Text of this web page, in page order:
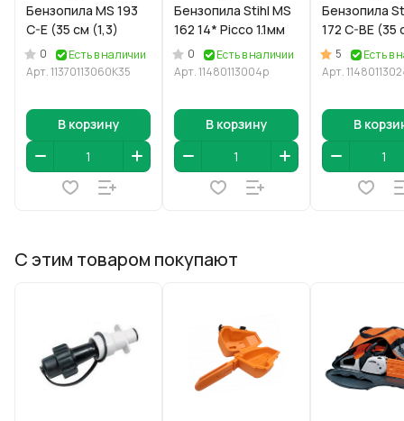
Бензопила MS 193
C-E (35 см (1,3)
0
Есть в наличии
Арт.11370113060К35
В корзину
Бензопила Stihl MS
162 14* Picco 1.1мм
0
Есть в наличии
Арт.11480113004р
В корзину
Бензопила
172 C-BE (35
5
Есть в
Арт.
В
С этим товаром покупают